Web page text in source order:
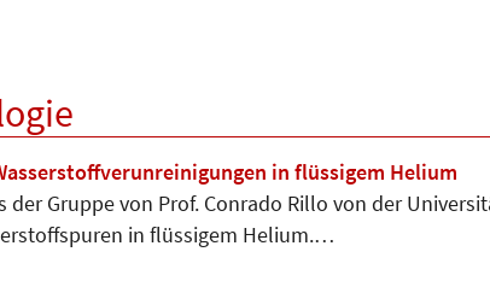
in flüssigem Helium
der Gruppe von Prof. Conrado Rillo von der
in flüssigem Helium.…